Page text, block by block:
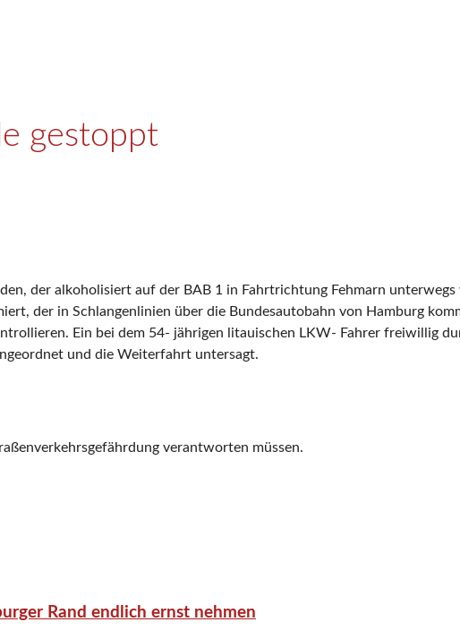
gestoppt
der alkoholisiert auf der BAB 1 in Fahrtrichtung Fehmarn unterwegs
der in Schlangenlinien über die Bundesautobahn von Hamburg
Ein bei dem 54- jährigen litauischen LKW- Fahrer freiwillig
und die Weiterfahrt untersagt.
verantworten müssen.
Rand endlich ernst nehmen